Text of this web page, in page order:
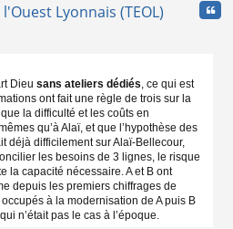
Lyonnais (TEOL)
Dieu sans ateliers dédiés, ce qui est
ont fait une règle de trois sur la
la difficulté et les coûts en
qu’à Alaï, et que l’hypothèse des
déjà difficilement sur Alaï-Bellecour,
les besoins de 3 lignes, le risque
la capacité nécessaire. A et B ont
depuis les premiers chiffrages de
à la modernisation de A puis B
n’était pas le cas à l’époque.